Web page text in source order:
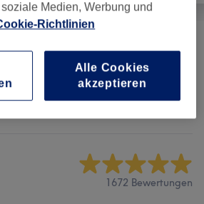
(3) ab 29 €
1672 Bewertungen
Medien, Werbung und
Richtlinien
Alle Cookies
akzeptieren